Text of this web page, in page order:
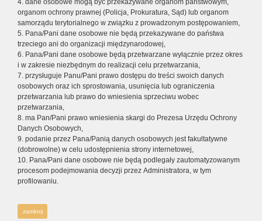
4. dane osobowe mogą być przekazywane organom państwowym,
organom ochrony prawnej (Policja, Prokuratura, Sąd) lub organom
samorządu terytorialnego w związku z prowadzonym postępowaniem,
5. Pana/Pani dane osobowe nie będą przekazywane do państwa
trzeciego ani do organizacji międzynarodowej,
6. Pana/Pani dane osobowe będą przetwarzane wyłącznie przez okres
i w zakresie niezbędnym do realizacji celu przetwarzania,
7. przysługuje Panu/Pani prawo dostępu do treści swoich danych
osobowych oraz ich sprostowania, usunięcia lub ograniczenia
przetwarzania lub prawo do wniesienia sprzeciwu wobec
przetwarzania,
8. ma Pan/Pani prawo wniesienia skargi do Prezesa Urzędu Ochrony
Danych Osobowych,
9. podanie przez Pana/Panią danych osobowych jest fakultatywne
(dobrowolne) w celu udostępnienia strony internetowej,
10. Pana/Pani dane osobowe nie będą podlegały zautomatyzowanym
procesom podejmowania decyzji przez Administratora, w tym
profilowaniu.
zamknij